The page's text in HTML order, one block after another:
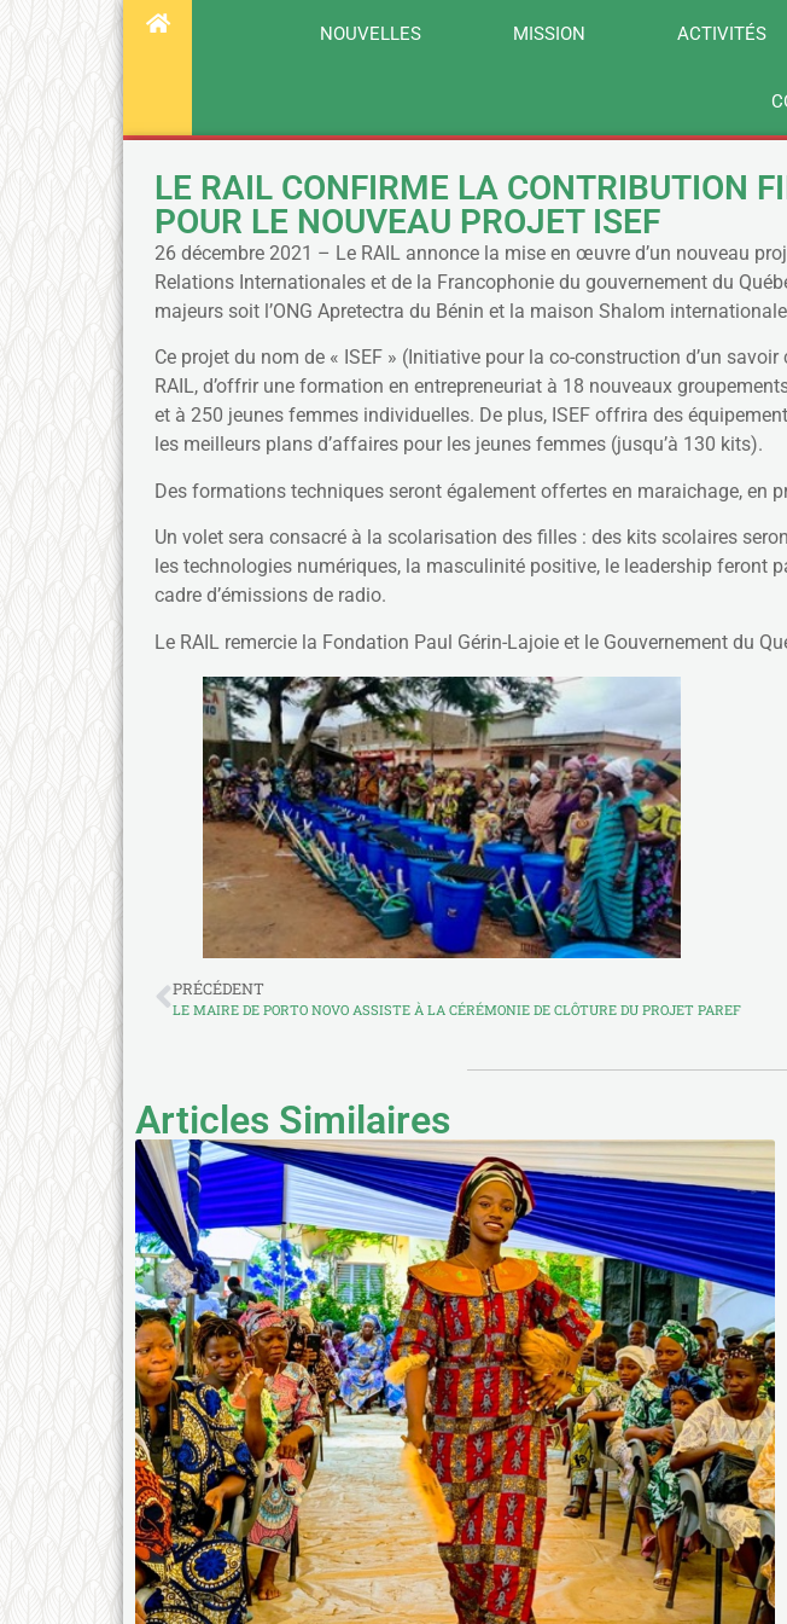
NOUVELLES MISSION ACTIVITÉS
LE RAIL CONFIRME LA CONTRIBUTION
POUR LE NOUVEAU PROJET ISEF
26 décembre 2021 – Le RAIL annonce la mise en œuvre d’un nouveau
Relations Internationales et de la Francophonie du gouvernement du
majeurs soit l’ONG Apretectra du Bénin et la maison Shalom
Ce projet du nom de « ISEF » (Initiative pour la co-construction d’un
RAIL, d’offrir une formation en entrepreneuriat à 18 nouveaux
et à 250 jeunes femmes individuelles. De plus, ISEF offrira des
les meilleurs plans d’affaires pour les jeunes femmes (jusqu’à 130 kits).
Des formations techniques seront également offertes en maraichage, en
Un volet sera consacré à la scolarisation des filles : des kits scolaires
les technologies numériques, la masculinité positive, le leadership feront
cadre d’émissions de radio.
Le RAIL remercie la Fondation Paul Gérin-Lajoie et le Gouvernement du
PRÉCÉDENT
LE MAIRE DE PORTO NOVO ASSISTE À LA CÉRÉMONIE DE CLÔTURE DU PROJET PAREF
Articles Similaires